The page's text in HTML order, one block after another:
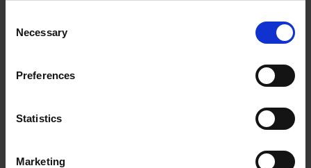
Selection
Necessary
Preferences
Statistics
Marketing
Zum Produkt